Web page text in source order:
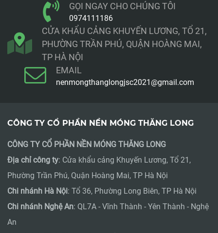
GỌI NGAY CHO CHÚNG TÔI
0974111186
CỬA KHẨU CẢNG KHUYẾN LƯƠNG, TỔ 21,
PHƯỜNG TRẦN PHÚ, QUẬN HOÀNG MAI,
TP HÀ NỘI
EMAIL
nenmongthanglongjsc2021@gmail.com
CÔNG TY CỔ PHẦN NỀN MÓNG THĂNG LONG
CÔNG TY CỔ PHẦN NỀN MÓNG THĂNG LONG
Địa chỉ công ty: Cửa khẩu cảng Khuyến Lương, Tổ 21,
Phường Trần Phú, Quận Hoàng Mai, TP Hà Nội
Chi nhánh Hà Nội: Tổ 36, Phường Long Biên, TP Hà Nội
Chi nhánh Nghệ An: QL7A - Vĩnh Thành - Yên Thành - Nghệ
An